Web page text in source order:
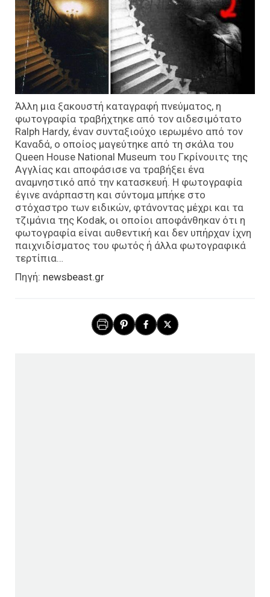
Άλλη μια ξακουστή καταγραφή πνεύματος, η
φωτογραφία τραβήχτηκε από τον αιδεσιμότατο
Ralph Hardy, έναν συνταξιούχο ιερωμένο από τον
Καναδά, ο οποίος μαγεύτηκε από τη σκάλα του
Queen House National Museum του Γκρίνουιτς της
Αγγλίας και αποφάσισε να τραβήξει ένα
αναμνηστικό από την κατασκευή. Η φωτογραφία
έγινε ανάρπαστη και σύντομα μπήκε στο
στόχαστρο των ειδικών, φτάνοντας μέχρι και τα
τζιμάνια της Kodak, οι οποίοι αποφάνθηκαν ότι η
φωτογραφία είναι αυθεντική και δεν υπήρχαν ίχνη
παιχνιδίσματος του φωτός ή άλλα φωτογραφικά
τερτίπια…
Πηγή: newsbeast.gr